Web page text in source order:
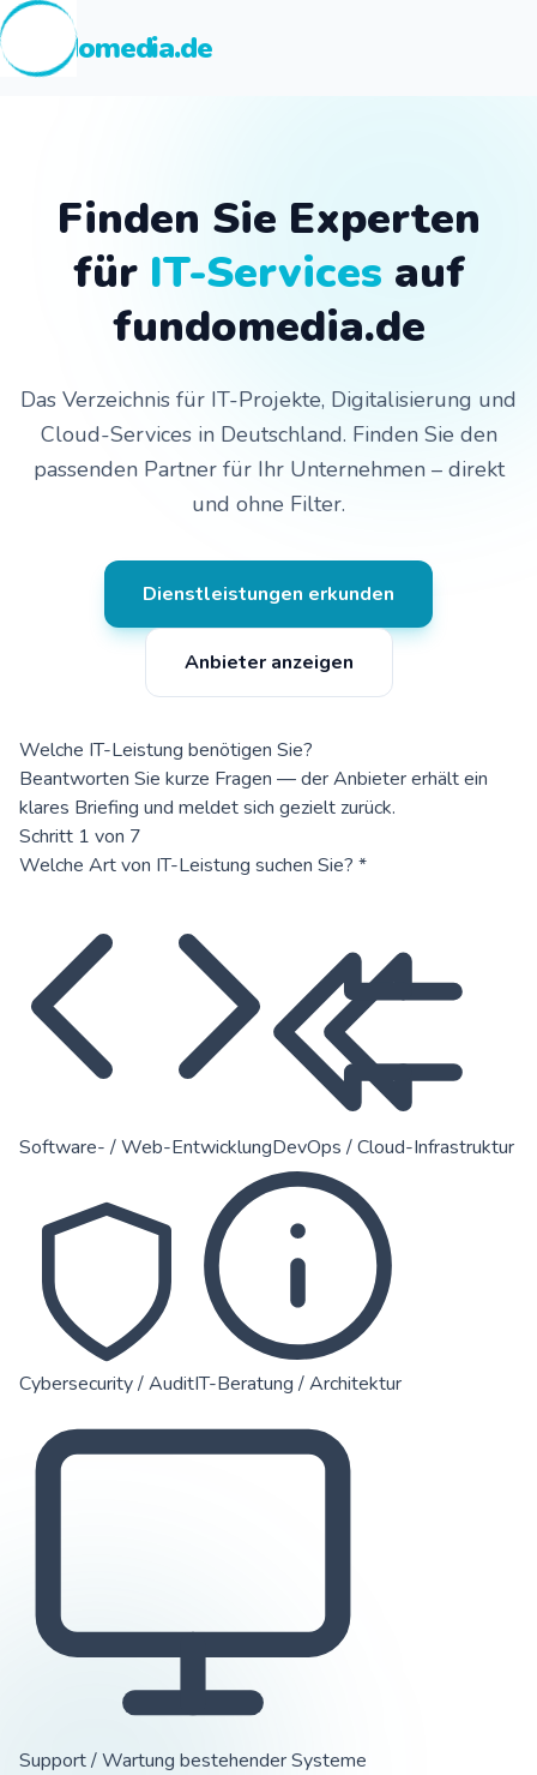
fundomedia.de
Finden Sie Experten
für IT-Services auf
fundomedia.de
Das Verzeichnis für IT-Projekte, Digitalisierung und
Cloud-Services in Deutschland. Finden Sie den
passenden Partner für Ihr Unternehmen – direkt
und ohne Filter.
Dienstleistungen erkunden
Anbieter anzeigen
Welche IT-Leistung benötigen Sie?
Beantworten Sie kurze Fragen — der Anbieter erhält ein
klares Briefing und meldet sich gezielt zurück.
Schritt 1 von 7
Welche Art von IT-Leistung suchen Sie? *
Software- / Web-EntwicklungDevOps / Cloud-Infrastruktur
Cybersecurity / AuditIT-Beratung / Architektur
Support / Wartung bestehender Systeme